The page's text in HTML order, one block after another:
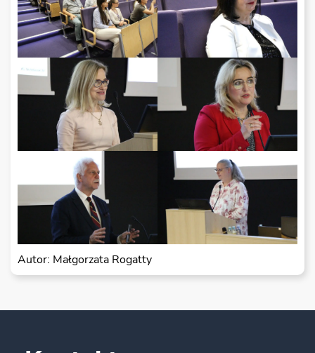
Autor: Małgorzata Rogatty